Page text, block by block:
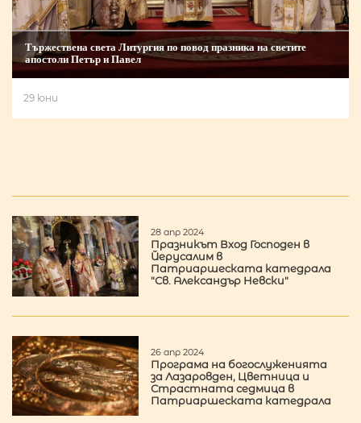
Тържествена света Литургия по повод празника на светите
апостоли Петър и Павел
29 юни
28 апр 2024
Празникът Вход Господен в
Йерусалим в
Патриаршеската катедрала
"Св. Александър Невски"
26 апр 2024
Програма на богослуженията
за Лазаровден, Цветница и
Страстната седмица в
Патриаршеската катедрала